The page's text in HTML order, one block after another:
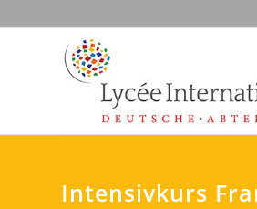
Intensivkurs